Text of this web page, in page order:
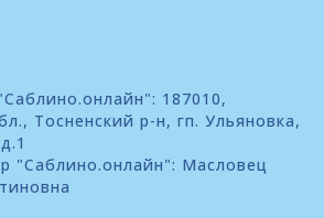
187010,
Тосненский р-н, гп. Ульяновка,
"Саблино.онлайн": Масловец